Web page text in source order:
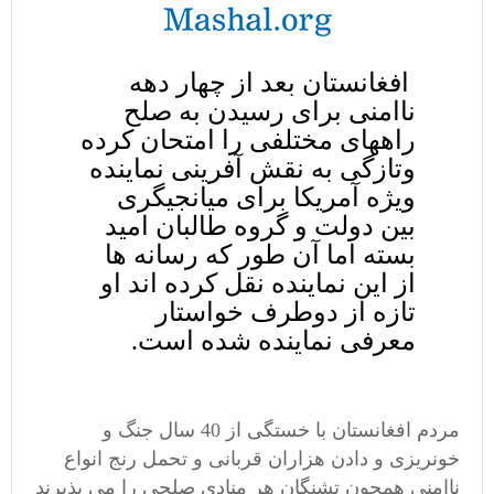
افغانستان بعد از چهار دهه
ناامنی برای رسیدن به صلح
راههای مختلفی را امتحان کرده
وتازگی به نقش آفرینی نماینده
ویژه آمریکا برای میانجیگری
بین دولت و گروه طالبان امید
بسته اما آن طور که رسانه ها
از این نماینده نقل کرده اند او
تازه از دوطرف خواستار
معرفی نماینده شده است.
مردم افغانستان با خستگی از 40 سال جنگ و
خونریزی و دادن هزاران قربانی و تحمل رنج انواع
ناامنی همچون تشنگان هر منادی صلحی را می پذیرند